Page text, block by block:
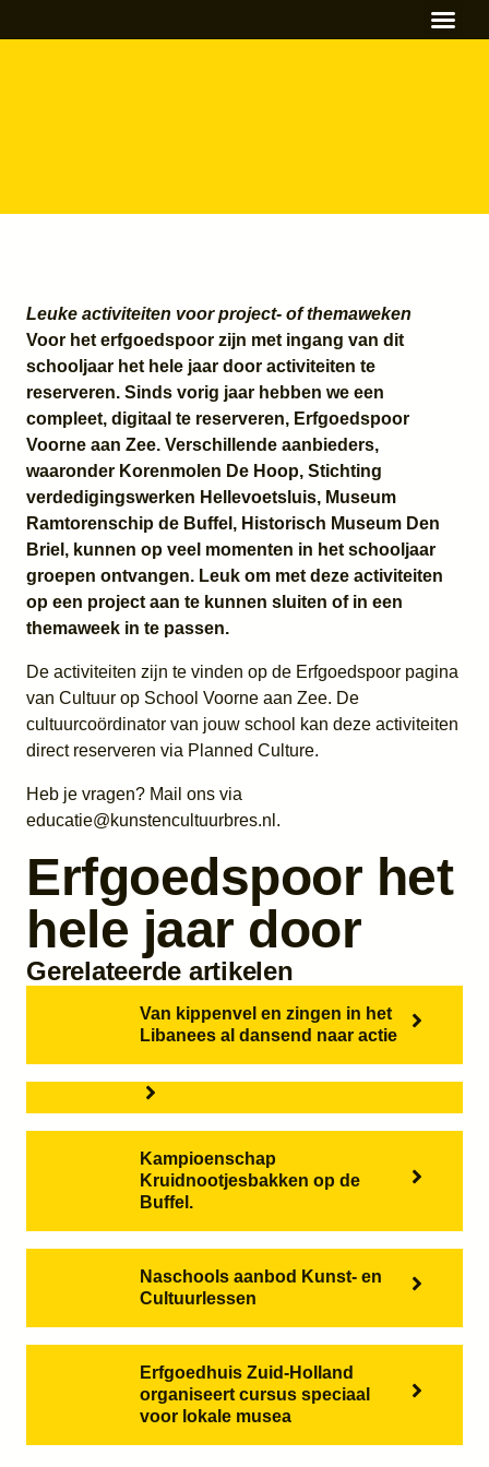
Leuke activiteiten voor project- of themaweken
Voor het erfgoedspoor zijn met ingang van dit
schooljaar het hele jaar door activiteiten te
reserveren. Sinds vorig jaar hebben we een
compleet, digitaal te reserveren, Erfgoedspoor
Voorne aan Zee. Verschillende aanbieders,
waaronder Korenmolen De Hoop, Stichting
verdedigingswerken Hellevoetsluis, Museum
Ramtorenschip de Buffel, Historisch Museum Den
Briel, kunnen op veel momenten in het schooljaar
groepen ontvangen. Leuk om met deze activiteiten
op een project aan te kunnen sluiten of in een
themaweek in te passen.
De activiteiten zijn te vinden op de Erfgoedspoor pagina
van Cultuur op School Voorne aan Zee. De
cultuurcoördinator van jouw school kan deze activiteiten
direct reserveren via Planned Culture.
Heb je vragen? Mail ons via
educatie@kunstencultuurbres.nl.
Erfgoedspoor het
hele jaar door
Gerelateerde artikelen
Van kippenvel en zingen in het
Libanees al dansend naar actie
Kampioenschap
Kruidnootjesbakken op de
Buffel.
Naschools aanbod Kunst- en
Cultuurlessen
Erfgoedhuis Zuid-Holland
organiseert cursus speciaal
voor lokale musea